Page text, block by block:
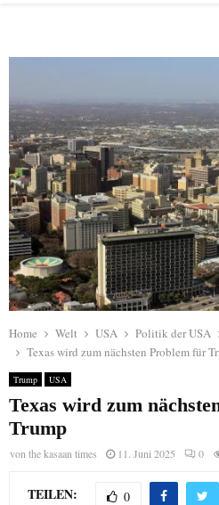
Home Welt USA Politik der USA
Texas wird zum nächsten Problem für
Trump USA
Texas wird zum
Trump
vonthe kasaan times 11. Juni 2025 0
TEILEN: 0